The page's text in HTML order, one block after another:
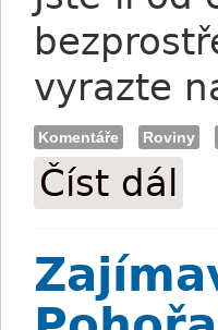
vyrazte
Komentáře Roviny
Číst dál